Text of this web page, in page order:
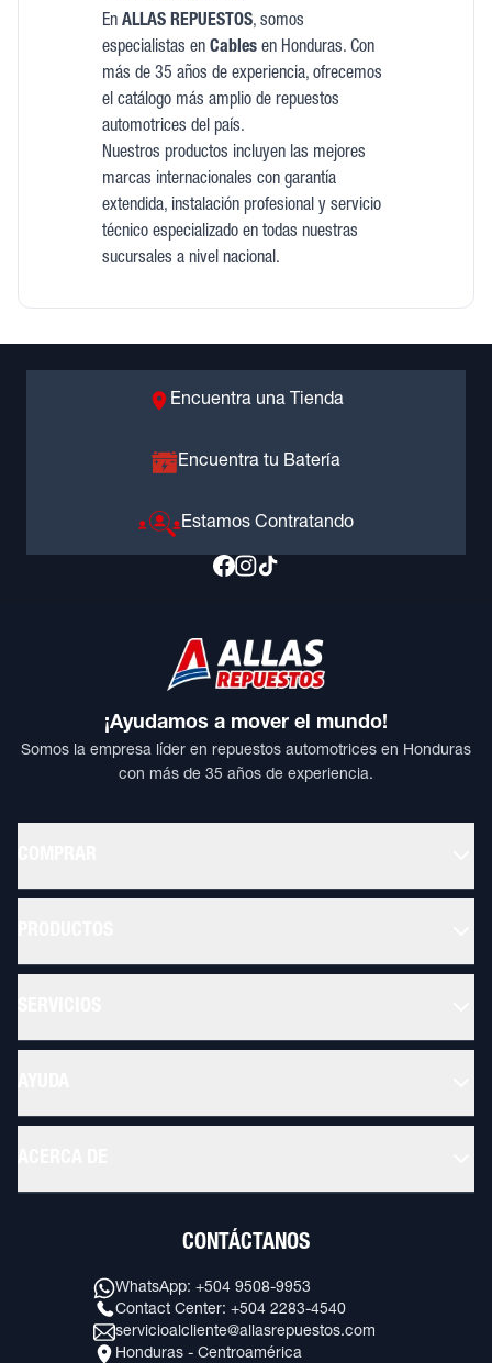
En ALLAS REPUESTOS, somos
especialistas en Cablesen Honduras. Con
más de 35 años de experiencia, ofrecemos
el catálogo más amplio de repuestos
automotrices del país.
Nuestros productos incluyen las mejores
marcas internacionales con garantía
extendida, instalación profesional y servicio
técnico especializado en todas nuestras
sucursales a nivel nacional.
Encuentra una Tienda
Encuentra tu Batería
Estamos Contratando
¡Ayudamos a mover el mundo!
Somos la empresa líder en repuestos automotrices en Honduras
con más de 35 años de experiencia.
CONTÁCTANOS
WhatsApp: +504 9508-9953
Contact Center: +504 2283-4540
servicioalcliente@allasrepuestos.com
Honduras - Centroamérica